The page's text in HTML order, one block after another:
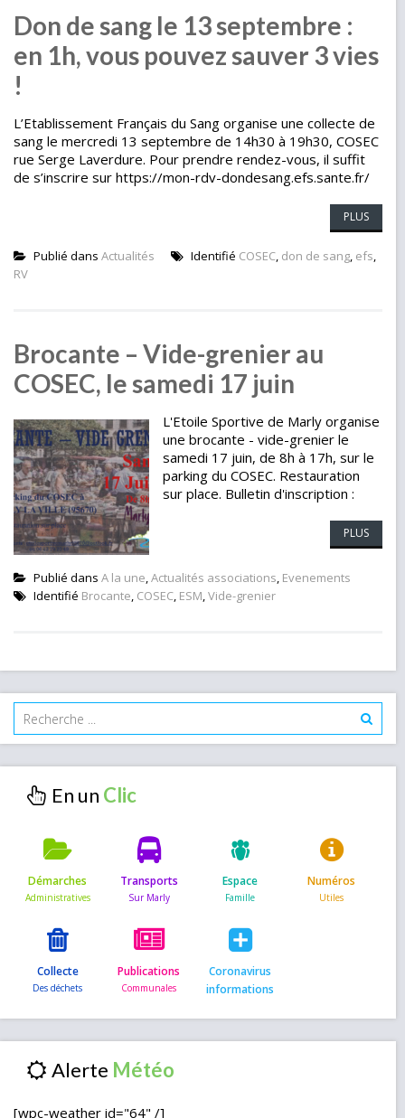
Don de sang le 13 septembre :
en 1h, vous pouvez sauver 3 vies
!
L’Etablissement Français du Sang organise une collecte de
sang le mercredi 13 septembre de 14h30 à 19h30, COSEC
rue Serge Laverdure. Pour prendre rendez-vous, il suffit
de s’inscrire sur https://mon-rdv-dondesang.efs.sante.fr/
PLUS
Publié dans Actualités Identifié COSEC, don de sang, efs,
RV
Brocante – Vide-grenier au
COSEC, le samedi 17 juin
L'Etoile Sportive de Marly organise
une brocante - vide-grenier le
samedi 17 juin, de 8h à 17h, sur le
parking du COSEC. Restauration
sur place. Bulletin d'inscription :
PLUS
Publié dans A la une,Actualités associations, Evenements
Identifié Brocante, COSEC, ESM,Vide-grenier
En un
Démarches Transports Espace Numéros
Collecte Publications
Coronavirus
informations
Alerte
[wpc-weather id="64" /]